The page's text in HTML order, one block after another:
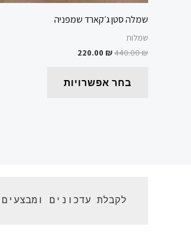
שמלה סטן ג׳קארד שמפניה
שמלות
440.00₪
220.00 ₪
בחר אפשרויות